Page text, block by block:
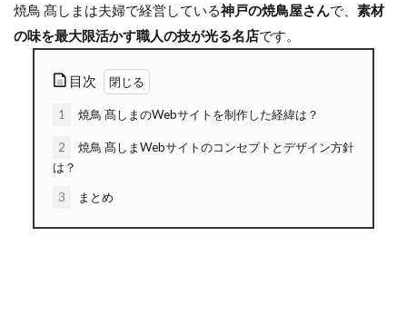
焼鳥 髙しまは夫婦で経営している神戸の焼鳥屋さんで、 素材
の味を最大限活かす職人の技が光る名店です。
目次
1 焼鳥 髙しまのWebサイトを制作した経緯は？
2
焼鳥 髙しまWebサイトのコンセプトとデザイン方針
は？
3 まとめ